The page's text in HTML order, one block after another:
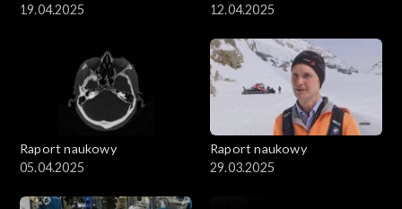
19.04.2025
12.04.2025
Raport naukowy
05.04.2025
Raport naukowy
29.03.2025